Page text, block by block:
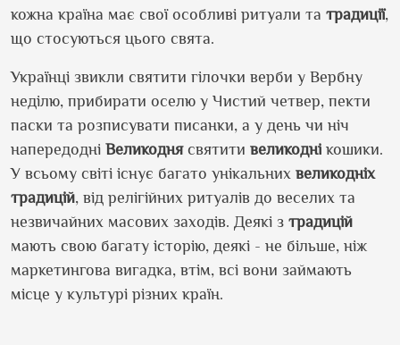
кожна країна має свої особливі ритуали та традиції,
що стосуються цього свята.
Українці звикли святити гілочки верби у Вербну
неділю, прибирати оселю у Чистий четвер, пекти
паски та розписувати писанки, а у день чи ніч
напередодні Великоднясвятити великодні кошики.
У всьому світі існує багато унікальних великодніх
традицій, від релігійних ритуалів до веселих та
незвичайних масових заходів. Деякі з традицій
мають свою багату історію, деякі - не більше, ніж
маркетингова вигадка, втім, всі вони займають
місце у культурі різних країн.